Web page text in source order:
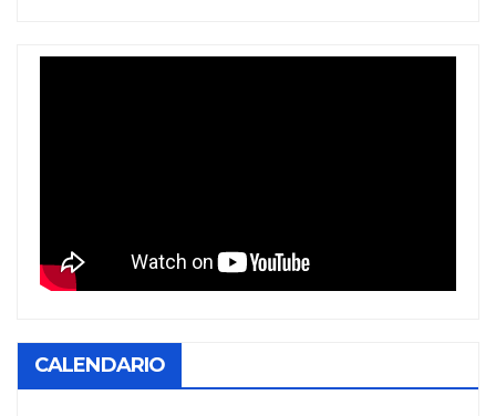
CALENDARIO